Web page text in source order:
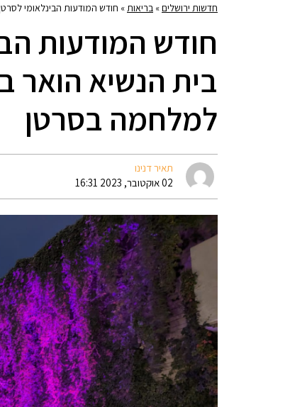
חדשות ירושלים» בריאות » חודש המודעות הבינלאומי
חודש המודעות
בית הנשיא הואר
למלחמה בסרטן
תאיר דנינו
02 אוקטובר, 2023 16:31